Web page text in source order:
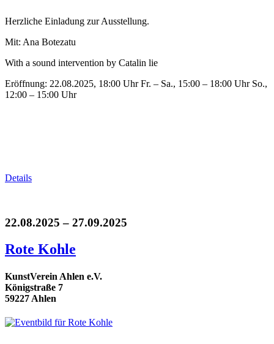
Herzliche Einladung zur Ausstellung.
Mit: Ana Botezatu
With a sound intervention by Catalin lie
Eröffnung: 22.08.2025, 18:00 Uhr Fr. – Sa., 15:00 – 18:00 Uhr So.,
12:00 – 15:00 Uhr
Details
22.08.2025 – 27.09.2025
Rote Kohle
KunstVerein Ahlen e.V.
Königstraße 7
59227 Ahlen